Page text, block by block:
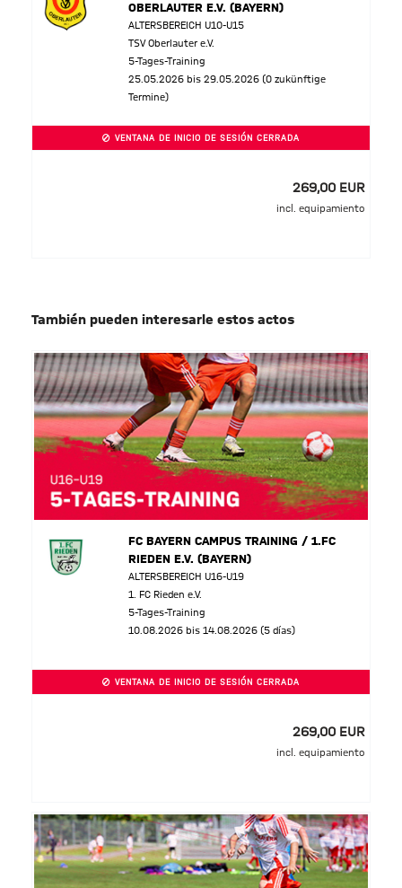
OBERLAUTER E.V. (BAYERN)
ALTERSBEREICH U10-U15
TSV Oberlauter e.V.
5-Tages-Training
25.05.2026 bis 29.05.2026 (0 zukünftige
Termine)
VENTANA DE INICIO DE SESIÓN CERRADA
269,00 EUR
incl. equipamiento
También pueden interesarle estos actos
FC BAYERN CAMPUS TRAINING / 1.FC
RIEDEN E.V. (BAYERN)
ALTERSBEREICH U16-U19
1. FC Rieden e.V.
5-Tages-Training
10.08.2026 bis 14.08.2026 (5 días)
VENTANA DE INICIO DE SESIÓN CERRADA
269,00 EUR
incl. equipamiento